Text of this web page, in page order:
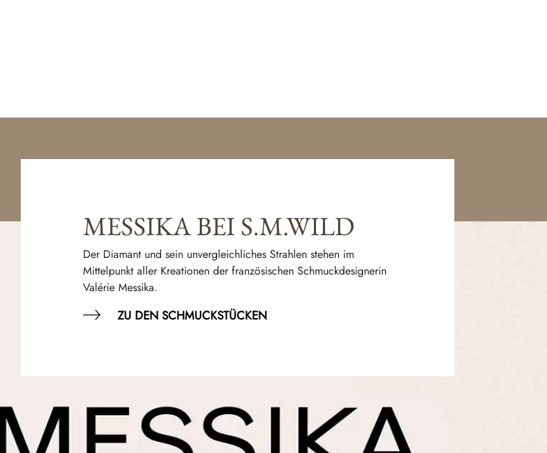
MESSIKA BEI S.M.WILD
Der Diamant und sein unvergleichliches Strahlen stehen im
Mittelpunkt aller Kreationen der französischen Schmuckdesignerin
Valérie Messika.
ZU DEN SCHMUCKSTÜCKEN